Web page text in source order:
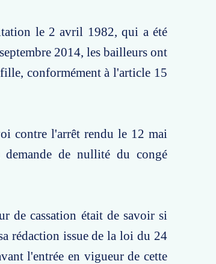
le 2 avril 1982, qui a été
2014, les bailleurs ont
conformément à l'article 15
contre l'arrêt rendu le 12 mai
de nullité du congé
de cassation était de savoir si
rédaction issue de la loi du 24
l'entrée en vigueur de cette